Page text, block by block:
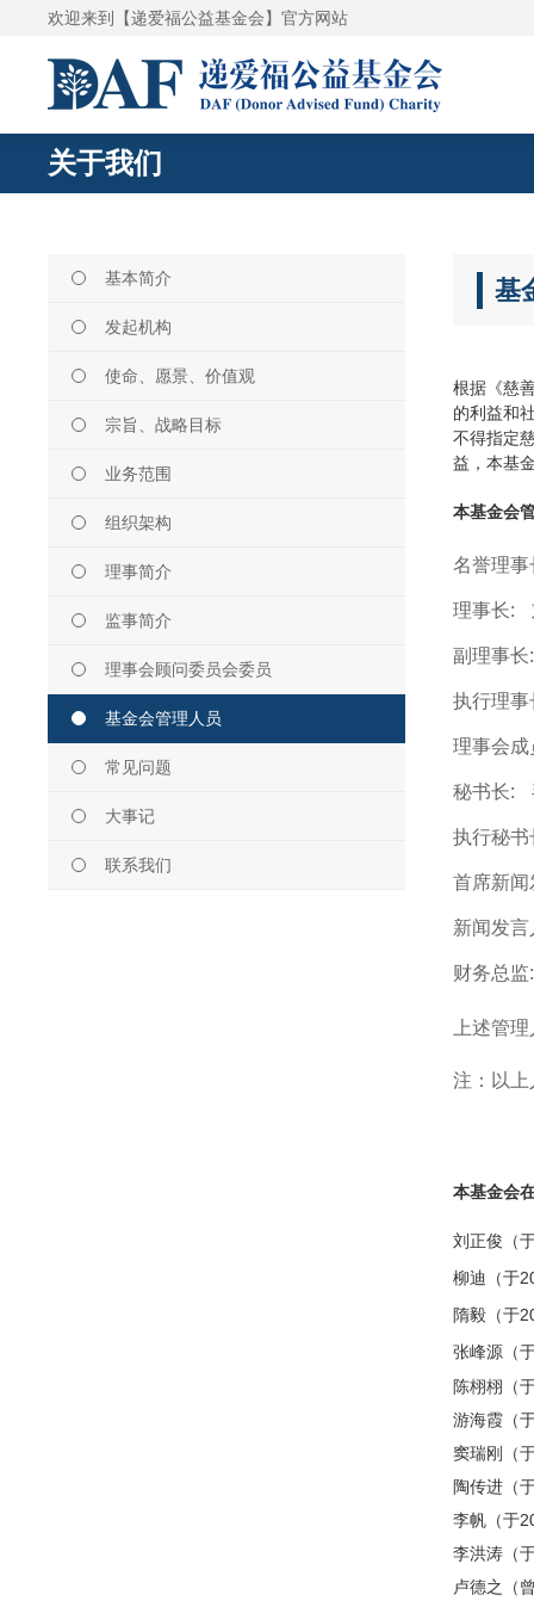
欢迎来到【递爱福公益基金会】官方网站
关于我们
基本简介
发起机构
使命、愿景、价值观
宗旨、战略目标
业务范围
组织架构
理事简介
监事简介
理事会顾问委员会委员
基金会管理人员
常见问题
大事记
联系我们
基
根据《慈
的利益和
不得指定
益，本基
本基金会
名誉理事
理事长:
副理事长:
执行理事
理事会成
秘书长:
执行秘书
首席新闻
新闻发言
财务总监:
上述管
注：以上
本基金会
刘正俊（
柳迪（于
隋毅（于
张峰源（
陈栩栩（
游海霞（
窦瑞刚（
陶传进（
李帆（于
李洪涛（
卢德之（